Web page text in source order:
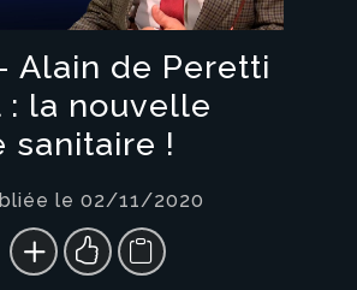
Video
Alain de Peretti
: la nouvelle
sanitaire !
le 02/11/2020